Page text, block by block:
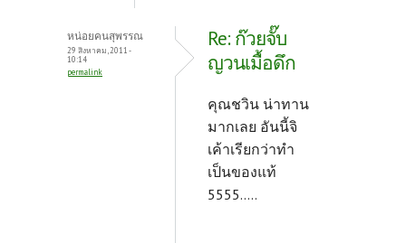
หน่อยคนสุพรรณ
29 สิงหาคม, 2011 -
10:14
permalink
Re: ก๊วยจั๊บ
ญวนเมื้อดึก
คุณชวิน น่าทาน
มากเลย อันนี้จิ
เค้าเรียกว่าทำ
เป็นของแท้
5555.....